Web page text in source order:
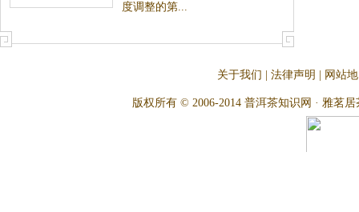
度调整的第...
关于我们 法律声明 网站
版权所有 © 2006-2014 普洱茶知识网 · 雅茗